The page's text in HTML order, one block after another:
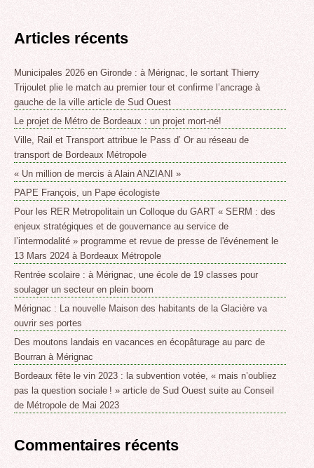
Articles récents
Municipales 2026 en Gironde : à Mérignac, le sortant Thierry
Trijoulet plie le match au premier tour et confirme l’ancrage à
gauche de la ville article de Sud Ouest
Le projet de Métro de Bordeaux : un projet mort-né!
Ville, Rail et Transport attribue le Pass d’ Or au réseau de
transport de Bordeaux Métropole
« Un million de mercis à Alain ANZIANI »
PAPE François, un Pape écologiste
Pour les RER Metropolitain un Colloque du GART « SERM : des
enjeux stratégiques et de gouvernance au service de
l’intermodalité » programme et revue de presse de l'événement le
13 Mars 2024 à Bordeaux Métropole
Rentrée scolaire : à Mérignac, une école de 19 classes pour
soulager un secteur en plein boom
Mérignac : La nouvelle Maison des habitants de la Glacière va
ouvrir ses portes
Des moutons landais en vacances en écopâturage au parc de
Bourran à Mérignac
Bordeaux fête le vin 2023 : la subvention votée, « mais n’oubliez
pas la question sociale ! » article de Sud Ouest suite au Conseil
de Métropole de Mai 2023
Commentaires récents